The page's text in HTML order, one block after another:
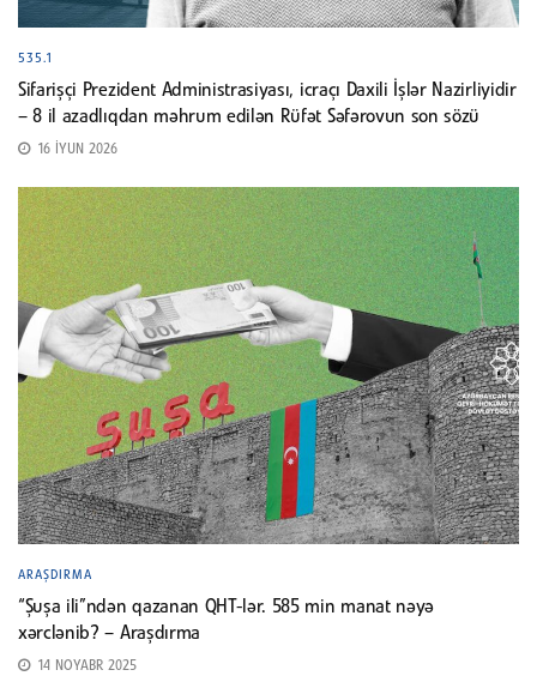
535.1
Sifarişçi Prezident Administrasiyası, icraçı Daxili İşlər Nazirliyidir
– 8 il azadlıqdan məhrum edilən Rüfət Səfərovun son sözü
16 İYUN 2026
ARAŞDIRMA
“Şuşa ili”ndən qazanan QHT-lər. 585 min manat nəyə
xərclənib? – Araşdırma
14 NOYABR 2025